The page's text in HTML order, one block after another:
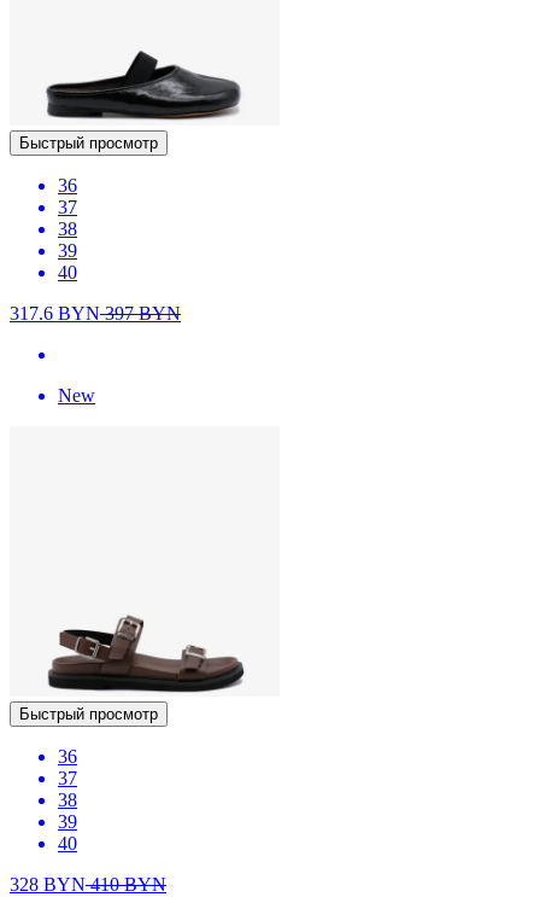
Быстрый просмотр
36
37
38
39
40
317.6 BYN397BYN
New
Быстрый просмотр
36
37
38
39
40
328 BYN410BYN